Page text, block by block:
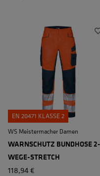
EN 20471 KLASSE 2
WS Meistermacher Damen
WARNSCHUTZ BUNDHOSE 2-
WEGE-STRETCH
118,94 €